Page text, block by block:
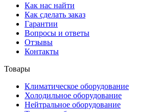
Как нас найти
Как сделать заказ
Гарантии
Вопросы и ответы
Отзывы
Контакты
Товары
Климатическое оборудование
Холодильное оборудование
Нейтральное оборудование